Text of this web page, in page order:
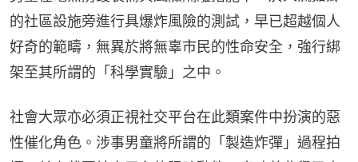
的社區設施旁進行具爆炸風險的測試，早已超越個人
好奇的範疇，無異於將無辜市民的性命安全，強行綁
架至其所謂的「科學實驗」之中。
社會大眾亦必須正視社交平台在此類案件中扮演的惡
性催化角色。涉事男童將所謂的「製造炸彈」過程拍